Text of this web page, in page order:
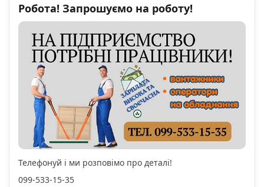
Робота! Запрошуємо на роботу!
Телефонуй і ми розповімо про деталі!
099-533-15-35